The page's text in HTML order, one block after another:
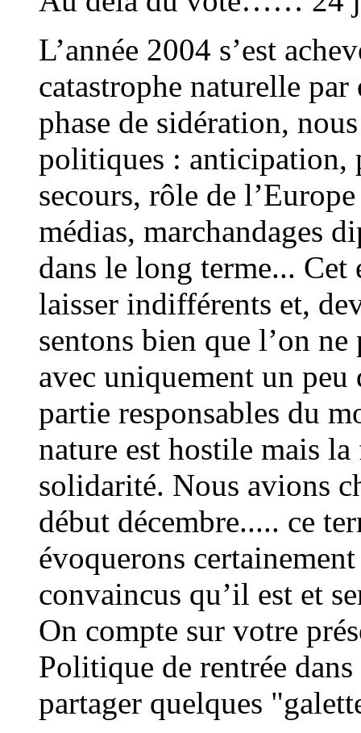
L’année 2004 s’est
catastrophe naturelle
phase de sidération,
politiques : anticipation,
secours, rôle de
médias, marchandages
dans le long terme... Cet
laisser indifférents et,
sentons bien que l’on
avec uniquement un peu
partie responsables du
nature est hostile mais
solidarité. Nous avions
début décembre..... ce
évoquerons
convaincus qu’il est et
On compte sur votre
Politique de rentrée
partager quelques